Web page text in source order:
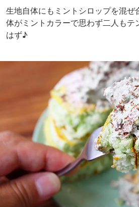
生地自体にもミントシロップを混ぜ
体がミントカラーで思わず二人もテ
はず♪